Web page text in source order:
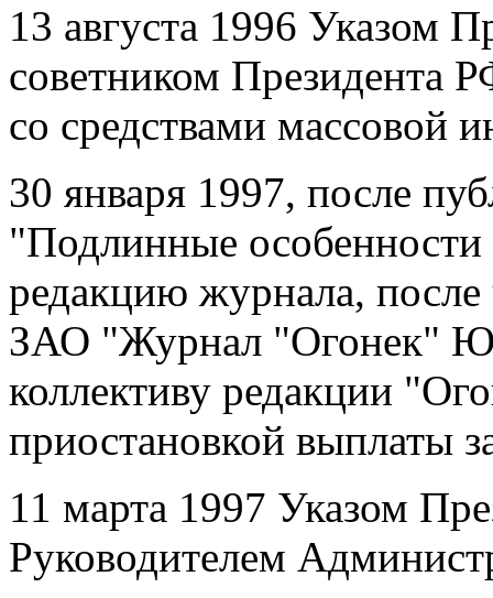
13 августа 1996 Указом
советником Президента
со средствами массовой
30 января 1997, после
"Подлинные
редакцию журнала, после
ЗАО "Журнал "Огонек"
коллективу редакции
приостановкой выплаты
11 марта 1997 Указом
Руководителем